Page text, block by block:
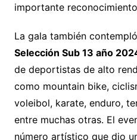
importante
La gala también
Selección Sub 13 año
de deportistas de alto
como mountain bike,
voleibol, karate, enduro,
entre muchas otras. El
número artístico que dio